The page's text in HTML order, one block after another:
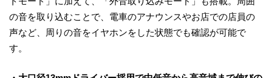
の音を取り込むことで、電車のアナウンスやお店での店員の
声など、周りの音をイヤホンをした状態でも確認が可能で
す。